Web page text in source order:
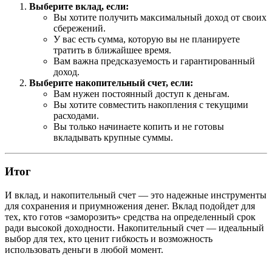
Выберите вклад, если:
Вы хотите получить максимальный доход от своих
сбережений.
У вас есть сумма, которую вы не планируете
тратить в ближайшее время.
Вам важна предсказуемость и гарантированный
доход.
Выберите накопительный счет, если:
Вам нужен постоянный доступ к деньгам.
Вы хотите совместить накопления с текущими
расходами.
Вы только начинаете копить и не готовы
вкладывать крупные суммы.
Итог
И вклад, и накопительный счет — это надежные инструменты
для сохранения и приумножения денег. Вклад подойдет для
тех, кто готов «заморозить» средства на определенный срок
ради высокой доходности. Накопительный счет — идеальный
выбор для тех, кто ценит гибкость и возможность
использовать деньги в любой момент.